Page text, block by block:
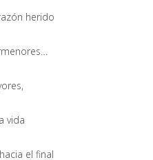
herido
vida
el final